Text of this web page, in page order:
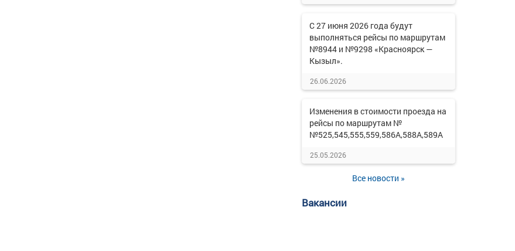
С 27 июня 2026 года будут
выполняться рейсы по маршрутам
№8944 и №9298 «Красноярск —
Кызыл».
26.06.2026
Изменения в стоимости проезда на
рейсы по маршрутам №
№525,545,555,559,586А,588А,589А
25.05.2026
Все новости »
Вакансии